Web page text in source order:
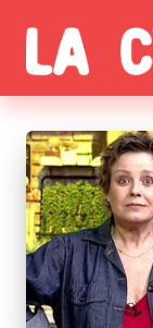
Saltar
al
contenido
C
o
p
u
c
h
Todas
las
noticias
de
la
farándula,